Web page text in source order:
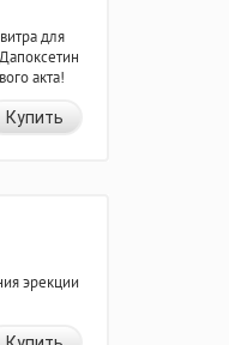
для
акта!
Купить
эрекции